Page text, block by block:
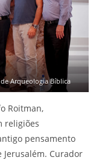
Arqueologia Bíblica
Roitman,
religiões
pensamento
Curador